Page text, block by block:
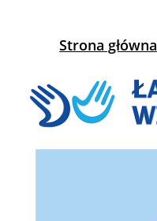
Strona główna